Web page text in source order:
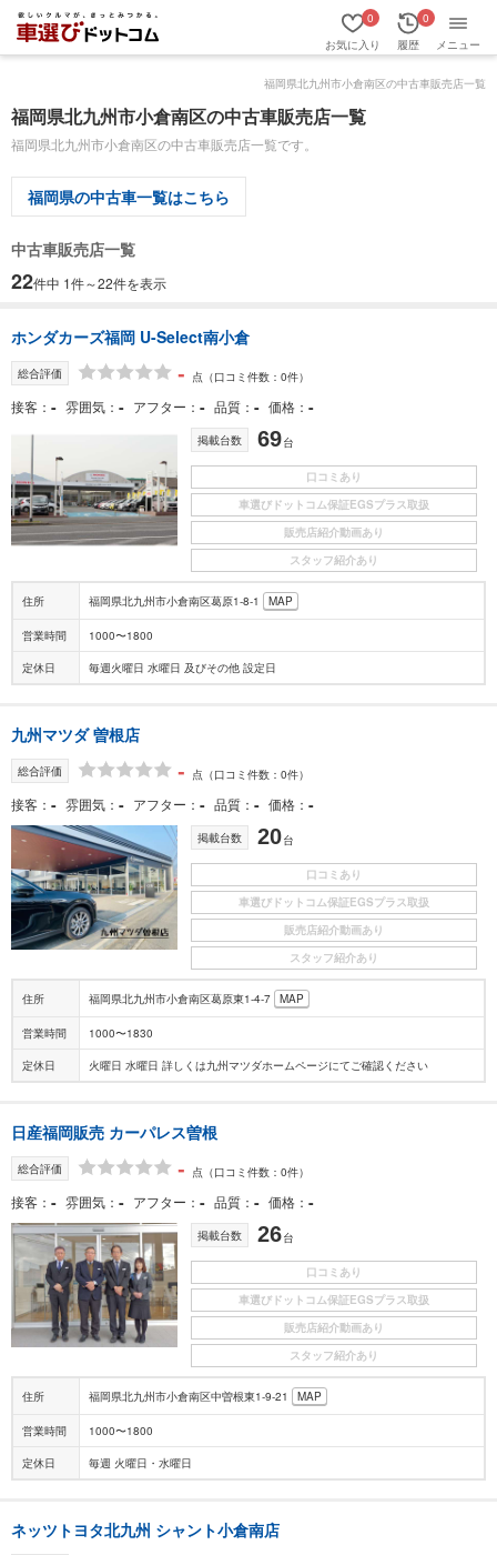
お気に入り
0
履歴
0
メニュー
福岡県北九州市小倉南区の中古車販売店一覧
福岡県北九州市小倉南区の中古車販売店一覧
福岡県北九州市小倉南区の中古車販売店一覧です。
福岡県の中古車一覧はこちら
中古車販売店一覧
22件中 1件～22件を表示
ホンダカーズ福岡 U-Select南小倉
総合評価 - 点 （口コミ件数：0件）
接客 - 雰囲気 - アフター - 品質 - 価格 -
掲載台数 69台
口コミあり
車選びドットコム保証EGSプラス取扱
販売店紹介動画あり
スタッフ紹介あり
住所 福岡県北九州市小倉南区葛原1-8-1 MAP
営業時間 1000〜1800
定休日 毎週火曜日 水曜日 及びその他 設定日
九州マツダ 曽根店
総合評価 - 点 （口コミ件数：0件）
接客 - 雰囲気 - アフター - 品質 - 価格 -
掲載台数 20台
口コミあり
車選びドットコム保証EGSプラス取扱
販売店紹介動画あり
スタッフ紹介あり
住所 福岡県北九州市小倉南区葛原東1-4-7 MAP
営業時間 1000〜1830
定休日 火曜日 水曜日 詳しくは九州マツダホームページにてご確認ください
日産福岡販売 カーパレス曽根
総合評価 - 点 （口コミ件数：0件）
接客 - 雰囲気 - アフター - 品質 - 価格 -
掲載台数 26台
口コミあり
車選びドットコム保証EGSプラス取扱
販売店紹介動画あり
スタッフ紹介あり
住所 福岡県北九州市小倉南区中曽根東1-9-21 MAP
営業時間 1000〜1800
定休日 毎週 火曜日・水曜日
ネッツトヨタ北九州 シャント小倉南店